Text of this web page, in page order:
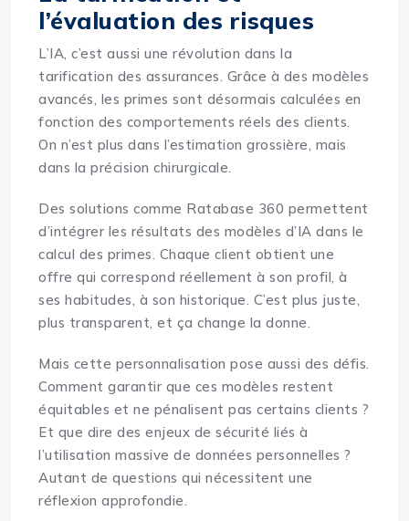
l’évaluation des risques
L’IA, c’est aussi une révolution dans la
tarification des assurances. Grâce à des modèles
avancés, les primes sont désormais calculées en
fonction des comportements réels des clients.
On n’est plus dans l’estimation grossière, mais
dans la précision chirurgicale.
Des solutions comme Ratabase 360 permettent
d’intégrer les résultats des modèles d’IA dans le
calcul des primes. Chaque client obtient une
offre qui correspond réellement à son profil, à
ses habitudes, à son historique. C’est plus juste,
plus transparent, et ça change la donne.
Mais cette personnalisation pose aussi des défis.
Comment garantir que ces modèles restent
équitables et ne pénalisent pas certains clients ?
Et que dire des enjeux de sécurité liés à
l’utilisation massive de données personnelles ?
Autant de questions qui nécessitent une
réflexion approfondie.